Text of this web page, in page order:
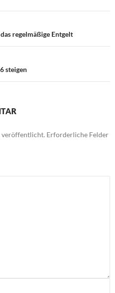
regelmäßige Entgelt
steigen
veröffentlicht. Erforderliche Felder